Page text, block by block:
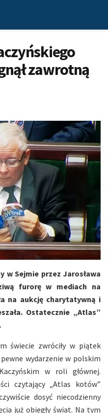
zawrotną
w Sejmie przez Jarosława
furorę w mediach na
na aukcję charytatywną i
Ostatecznie „Atlas”
świecie zwróciły w piątek
wydarzenie w polskim
w roli głównej.
czytający „Atlas kotów”
dosyć niecodzienny
już obiegły świat. Na tym